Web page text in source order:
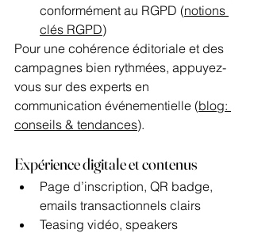
conformément au RGPD (notions
clés RGPD)
Pour une cohérence éditoriale et des
campagnes bien rythmées, appuyez-
vous sur des experts en
communication événementielle (blog:
conseils & tendances).
Expérience digitale et contenus
Page d’inscription, QR badge,
emails transactionnels clairs
Teasing vidéo, speakers